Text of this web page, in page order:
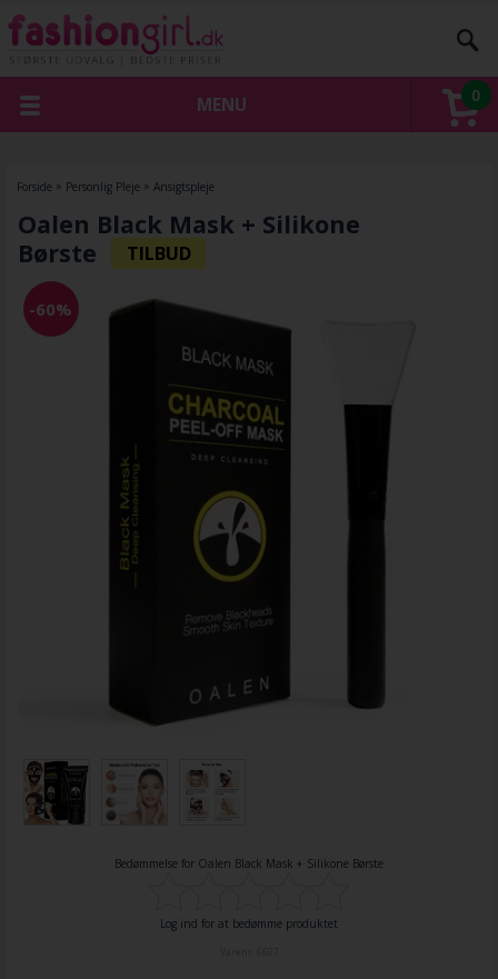
0
MENU
Forside » Personlig Pleje » Ansigtspleje
Oalen Black Mask + Silikone
Børste
-60%
Bedømmelse for Oalen Black Mask + Silikone Børste
Log ind for at bedømme produktet